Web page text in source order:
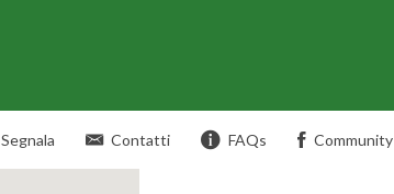
Segnala Contatti FAQs Community